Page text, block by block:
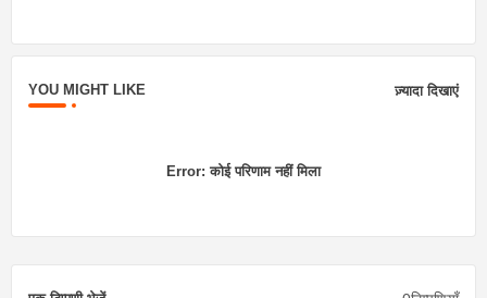
YOU MIGHT LIKE ज़्यादा दिखाएं
Error: कोई परिणाम नहीं मिला